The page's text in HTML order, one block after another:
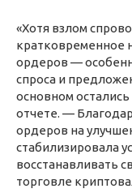
«Хотя взлом
кратковременное
ордеров —
спроса и
основном
отчете. —
ордеров на
стабилизировала
восстанавливать
торговле